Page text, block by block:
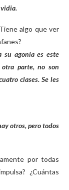
algo que ver
su agonía es este
otra parte, no son
clases. Se les
otros, pero todos
por todas
¿Cuántas